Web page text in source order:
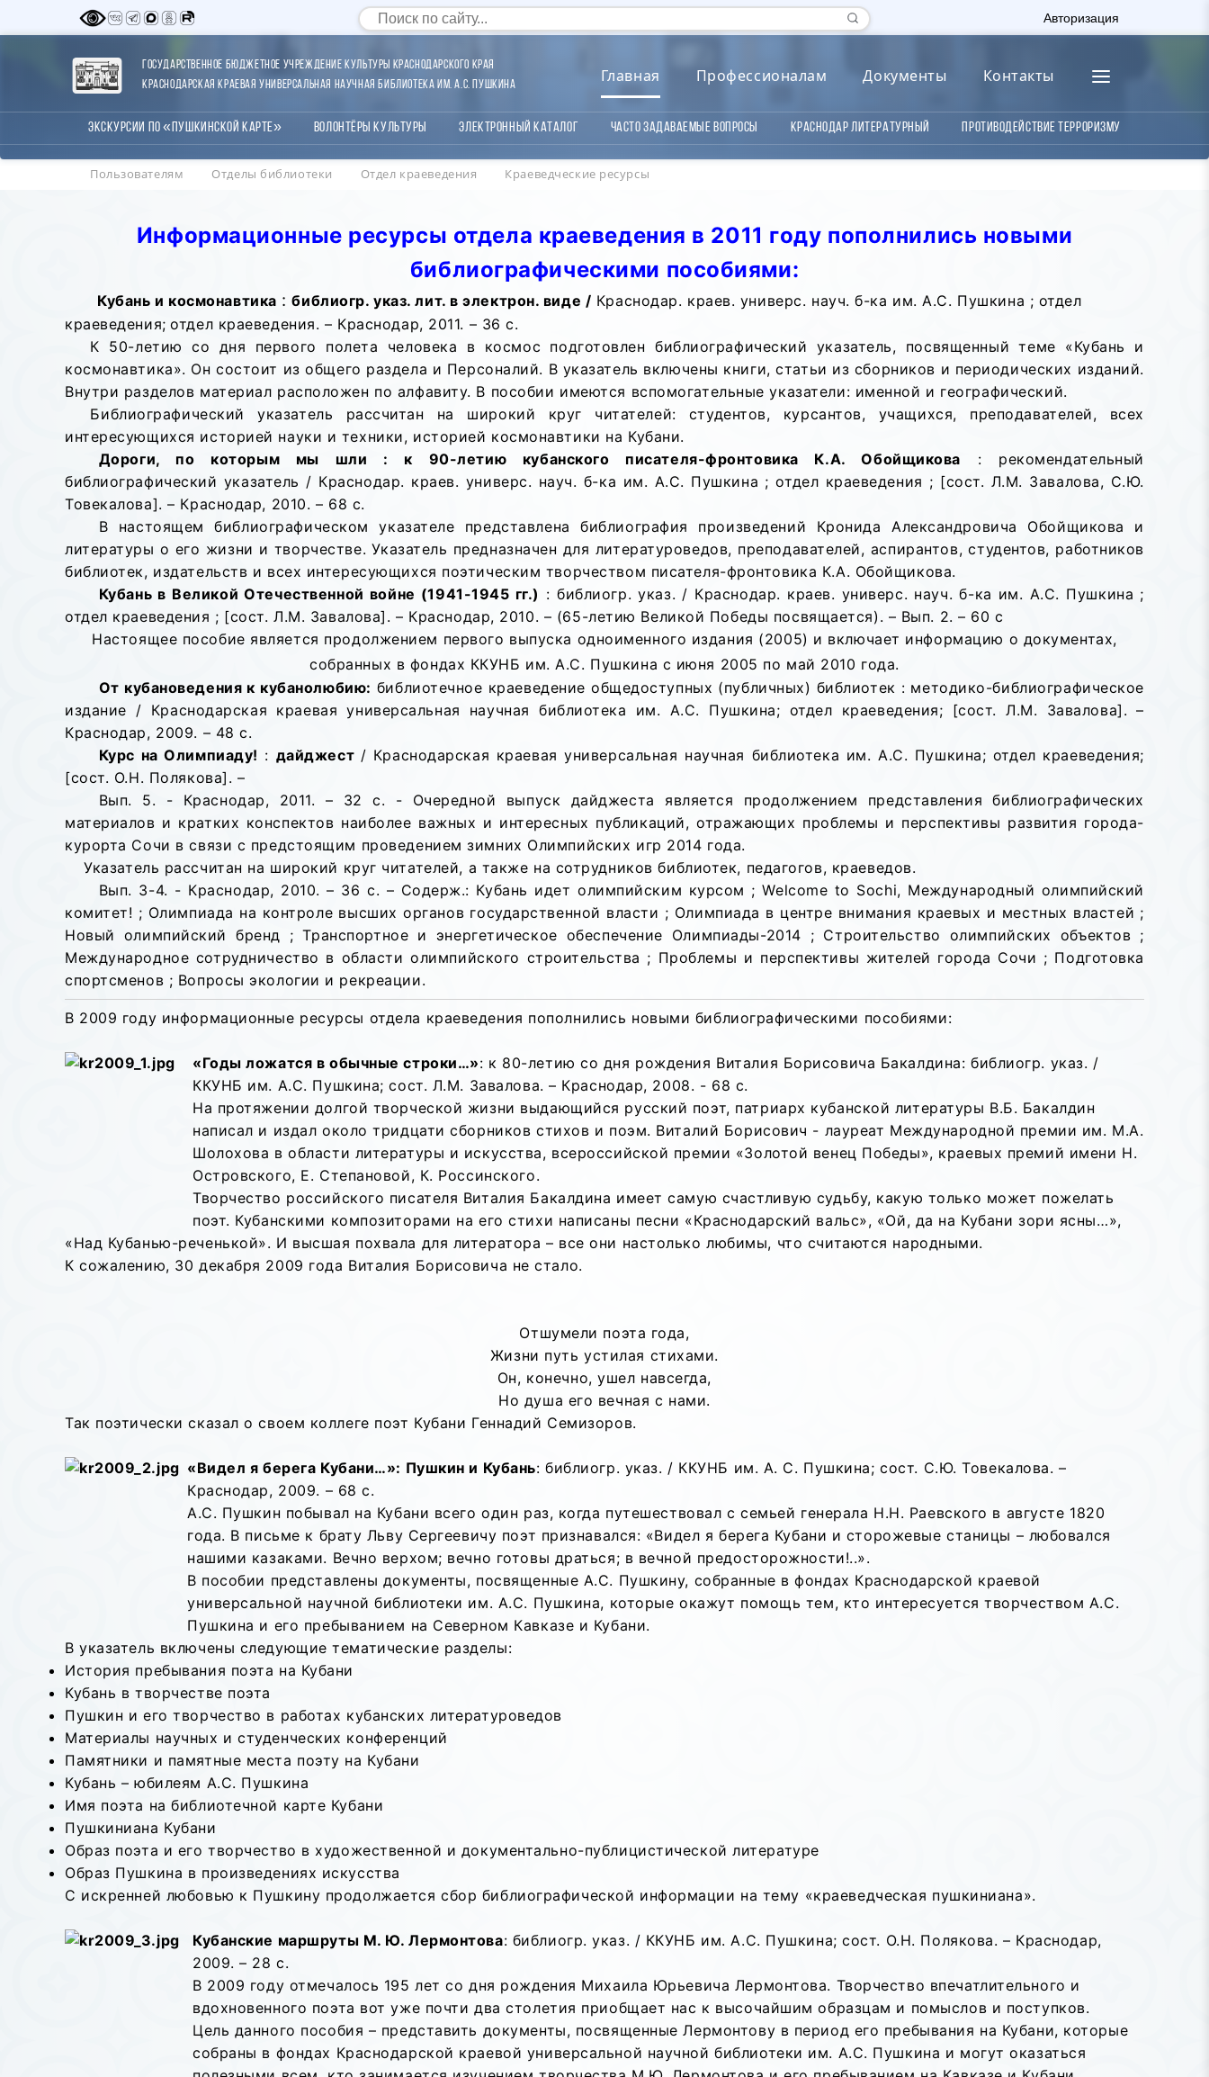
Авторизация
Государственное бюджетное учреждение культуры Краснодарского края
Краснодарская краевая универсальная научная библиотека им. А.С. Пушкина
Главная Профессионалам Документы Контакты
Экскурсии по «Пушкинской карте» Волонтёры Культуры Электронный каталог Часто задаваемые вопросы Краснодар литературный Противодействие терроризму
Пользователям Отделы библиотеки Отдел краеведения Краеведческие ресурсы
Информационные ресурсы отдела краеведения в 2011 году пополнились новыми
библиографическими пособиями:
Кубань и космонавтика :библиогр. указ. лит. в электрон. виде / Краснодар. краев. универс. науч. б-ка им. А.С. Пушкина ; отдел
краеведения; отдел краеведения. – Краснодар, 2011. – 36 с.
К 50-летию со дня первого полета человека в космос подготовлен библиографический указатель, посвященный теме «Кубань и
космонавтика». Он состоит из общего раздела и Персоналий. В указатель включены книги, статьи из сборников и периодических изданий.
Внутри разделов материал расположен по алфавиту. В пособии имеются вспомогательные указатели: именной и географический.
Библиографический указатель рассчитан на широкий круг читателей: студентов, курсантов, учащихся, преподавателей, всех
интересующихся историей науки и техники, историей космонавтики на Кубани.
Дороги, по которым мы шли : к 90-летию кубанского писателя-фронтовика К.А. Обойщикова : рекомендательный
библиографический указатель / Краснодар. краев. универс. науч. б-ка им. А.С. Пушкина ; отдел краеведения ; [сост. Л.М. Завалова, С.Ю.
Товекалова]. – Краснодар, 2010. – 68 с.
В настоящем библиографическом указателе представлена библиография произведений Кронида Александровича Обойщикова и
литературы о его жизни и творчестве. Указатель предназначен для литературоведов, преподавателей, аспирантов, студентов, работников
библиотек, издательств и всех интересующихся поэтическим творчеством писателя-фронтовика К.А. Обойщикова.
Кубань в Великой Отечественной войне (1941-1945 гг.) : библиогр. указ. / Краснодар. краев. универс. науч. б-ка им. А.С. Пушкина ;
отдел краеведения ; [сост. Л.М. Завалова]. – Краснодар, 2010. – (65-летию Великой Победы посвящается). – Вып. 2. – 60 с
Настоящее пособие является продолжением первого выпуска одноименного издания (2005) и включает информацию о документах,
собранных в фондах ККУНБ им. А.С. Пушкина с июня 2005 по май 2010 года.
От кубановедения к кубанолюбию: библиотечное краеведение общедоступных (публичных) библиотек : методико-библиографическое
издание / Краснодарская краевая универсальная научная библиотека им. А.С. Пушкина; отдел краеведения; [сост. Л.М. Завалова]. –
Краснодар, 2009. – 48 с.
Курс на Олимпиаду! : дайджест / Краснодарская краевая универсальная научная библиотека им. А.С. Пушкина; отдел краеведения;
[сост. О.Н. Полякова]. –
Вып. 5. - Краснодар, 2011. – 32
с. - Очередной выпуск дайджеста является продолжением представления библиографических
материалов и кратких конспектов наиболее важных и интересных публикаций, отражающих проблемы и перспективы развития города-
курорта Сочи в связи с предстоящим проведением зимних Олимпийских игр 2014 года.
Указатель рассчитан на широкий круг читателей, а также на сотрудников библиотек, педагогов, краеведов.
Вып. 3-4. - Краснодар, 2010. – 36 с. – Содерж.: Кубань идет олимпийским курсом ;Welcome to Sochi, Международный олимпийский
комитет! ; Олимпиада на контроле высших органов государственной власти ; Олимпиада в центре внимания краевых и местных властей ;
Новый олимпийский бренд ; Транспортное и энергетическое обеспечение Олимпиады-2014 ; Строительство олимпийских объектов ;
Международное сотрудничество в области олимпийского строительства ; Проблемы и перспективы жителей города Сочи ; Подготовка
спортсменов ; Вопросы экологии и рекреации.
В 2009 году информационные ресурсы отдела краеведения пополнились новыми библиографическими пособиями:
«Годы ложатся в обычные строки…»: к 80-летию со дня рождения Виталия Борисовича Бакалдина: библиогр. указ. /
ККУНБ им. А.С. Пушкина; сост. Л.М. Завалова. – Краснодар, 2008. - 68 с.
На протяжении долгой творческой жизни выдающийся русский поэт, патриарх кубанской литературы В.Б. Бакалдин
написал и издал около тридцати сборников стихов и поэм. Виталий Борисович - лауреат Международной премии им. М.А.
Шолохова в области литературы и искусства, всероссийской премии «Золотой венец Победы», краевых премий имени Н.
Островского, Е. Степановой, К. Россинского.
Творчество российского писателя Виталия Бакалдина имеет самую счастливую судьбу, какую только может пожелать
поэт. Кубанскими композиторами на его стихи написаны песни «Краснодарский вальс», «Ой, да на Кубани зори ясны…»,
«Над Кубанью-реченькой». И высшая похвала для литератора – все они настолько любимы, что считаются народными.
К сожалению, 30 декабря 2009 года Виталия Борисовича не стало.
Отшумели поэта года,
Жизни путь устилая стихами.
Он, конечно, ушел навсегда,
Но душа его вечная с нами.
Так поэтически сказал о своем коллеге поэт Кубани Геннадий Семизоров.
«Видел я берега Кубани…»: Пушкин и Кубань: библиогр. указ. / ККУНБ им. А. С. Пушкина; сост. С.Ю. Товекалова. –
Краснодар, 2009. – 68 с.
А.С. Пушкин побывал на Кубани всего один раз, когда путешествовал с семьей генерала Н.Н. Раевского в августе 1820
года. В письме к брату Льву Сергеевичу поэт признавался: «Видел я берега Кубани и сторожевые станицы – любовался
нашими казаками. Вечно верхом; вечно готовы драться; в вечной предосторожности!..».
В пособии представлены документы, посвященные А.С. Пушкину, собранные в фондах Краснодарской краевой
универсальной научной библиотеки им. А.С. Пушкина, которые окажут помощь тем, кто интересуется творчеством А.С.
Пушкина и его пребыванием на Северном Кавказе и Кубани.
В указатель включены следующие тематические разделы:
История пребывания поэта на Кубани
Кубань в творчестве поэта
Пушкин и его творчество в работах кубанских литературоведов
Материалы научных и студенческих конференций
Памятники и памятные места поэту на Кубани
Кубань – юбилеям А.С. Пушкина
Имя поэта на библиотечной карте Кубани
Пушкиниана Кубани
Образ поэта и его творчество в художественной и документально-публицистической литературе
Образ Пушкина в произведениях искусства
С искренней любовью к Пушкину продолжается сбор библиографической информации на тему «краеведческая пушкиниана».
Кубанские маршруты М. Ю. Лермонтова: библиогр. указ. / ККУНБ им. А.С. Пушкина; сост. О.Н. Полякова. – Краснодар,
2009. – 28 с.
В 2009 году отмечалось 195 лет со дня рождения Михаила Юрьевича Лермонтова. Творчество впечатлительного и
вдохновенного поэта вот уже почти два столетия приобщает нас к высочайшим образцам и помыслов и поступков.
Цель данного пособия – представить документы, посвященные Лермонтову в период его пребывания на Кубани, которые
собраны в фондах Краснодарской краевой универсальной научной библиотеки им. А.С. Пушкина и могут оказаться